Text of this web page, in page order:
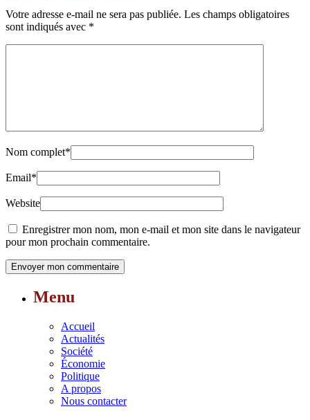
Votre adresse e-mail ne sera pas publiée. Les champs obligatoires
sont indiqués avec *
Nom complet*
Email*
Website
Enregistrer mon nom, mon e-mail et mon site dans le navigateur
pour mon prochain commentaire.
Menu
Accueil
Actualités
Société
Économie
Politique
A propos
Nous contacter